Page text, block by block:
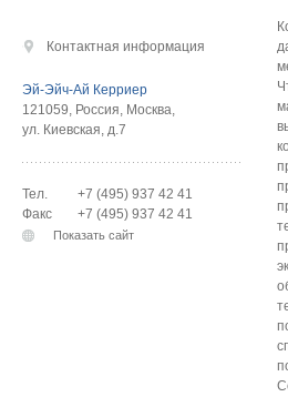
Контактная информация
Эй-Эйч-Ай Керриер
121059, Россия, Москва,
ул. Киевская, д.7
Тел.
+7 (495) 937 42 41
Факс
+7 (495) 937 42 41
Показать сайт